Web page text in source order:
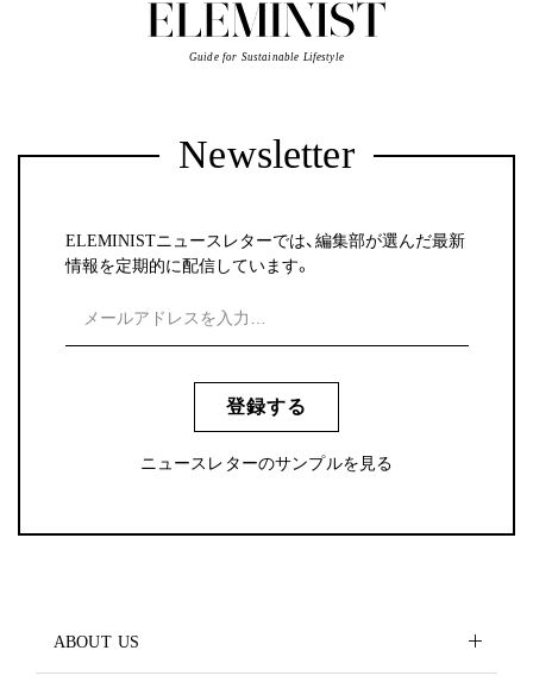
Guide for Sustainable Lifestyle
Newsletter
ELEMINISTニュースレターでは、編集部が選んだ最新
情報を定期的に配信しています。
登録する
ニュースレターのサンプルを見る
ABOUT US